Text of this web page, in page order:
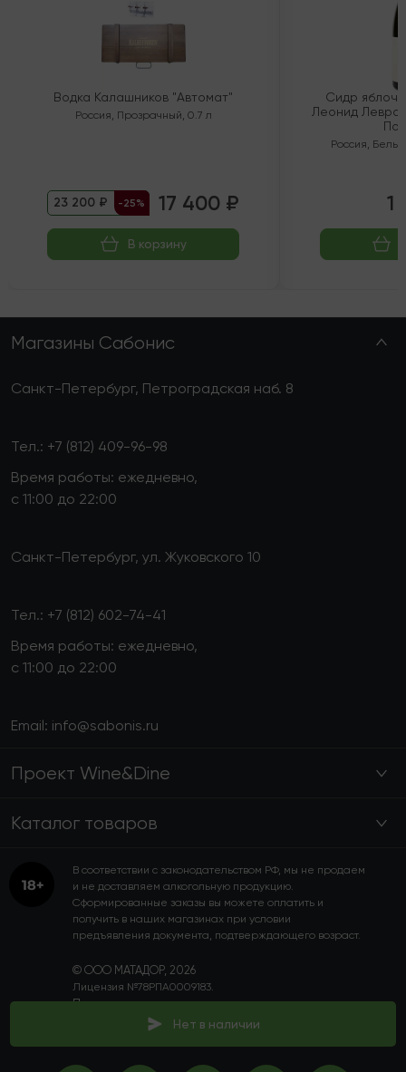
Нет в наличии
Водка Калашников "Автомат"
Россия, Прозрачный, 0.7 л
23 200 ₽ -25% 17 400 ₽
В корзину
Сидр
Леонид
Россия, Белый
1
Магазины Сабонис
Санкт-Петербург, Петроградская наб. 8
Тел.: +7 (812) 409-96-98
Время работы: ежедневно,
с 11:00 до 22:00
Санкт-Петербург, ул. Жуковского 10
Тел.: +7 (812) 602-74-41
Время работы: ежедневно,
с 11:00 до 22:00
Email: info@sabonis.ru
Проект Wine&Dine
Каталог товаров
© ООО МАТАДОР, 2026
Лицензия №78РПА0009183.
Пользовательское соглашение
Политика конфиденциальности
В соответствии с законодательством РФ, мы не продаем
и не доставляем алкогольную продукцию.
Сформированные заказы вы можете оплатить и
получить в наших магазинах при условии
предъявления документа, подтверждающего возраст.